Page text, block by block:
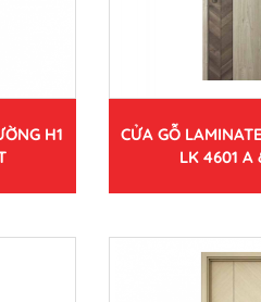
H1
CỬA GỖ
LK 4601 A